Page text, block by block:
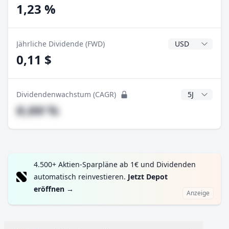
1,23 %
Jährliche Dividende (FWD)
0,11 $
Dividendenwachstum (CAGR) CAGR Jahre
#,## %
4.500+ Aktien-Sparpläne ab 1€ und Dividenden
automatisch reinvestieren. Jetzt Depot
eröffnen → Anzeige